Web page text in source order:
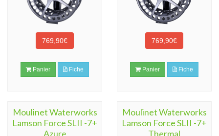
769,90€
Panier Fiche
769,90€
Panier Fiche
Moulinet Waterworks
Lamson Force SLII -7+
Azure
Moulinet Waterworks
Lamson Force SLII -7+
Thermal